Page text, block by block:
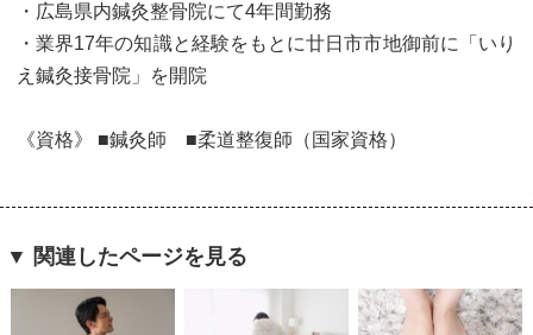
・広島県内鍼灸整骨院にて4年間勤務
・業界17年の知識と経験をもとに廿日市市地御前に「いり
え鍼灸接骨院」を開院
《資格》 ■鍼灸師 ■柔道整復師（国家資格）
▼ 関連したページを見る